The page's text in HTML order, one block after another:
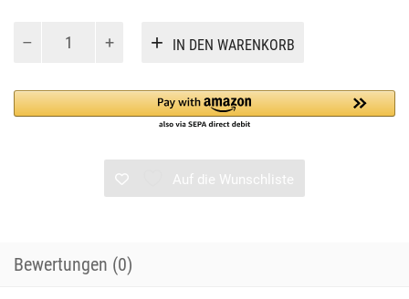
PINK
GLITTER
IN DEN WARENKORB
Auf die Wunschliste
Bewertungen (0)